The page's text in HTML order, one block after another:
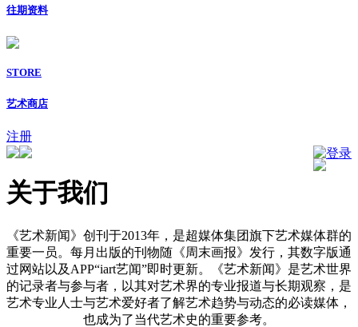
往期资料
STORE
艺术商店
注册
登录
关于我们
《艺术新闻》创刊于2013年，是超媒体集团旗下艺术媒体群的
重要一员。每月出版的刊物随《周末画报》发行，其数字版通
过网站以及APP“iart艺闻”即时更新。《艺术新闻》是艺术世界
的记录者与参与者，以其对艺术界的专业报道与长期观察，是
艺术专业人士与艺术爱好者了解艺术趋势与动态的必读媒体，
也成为了当代艺术史的重要参考。